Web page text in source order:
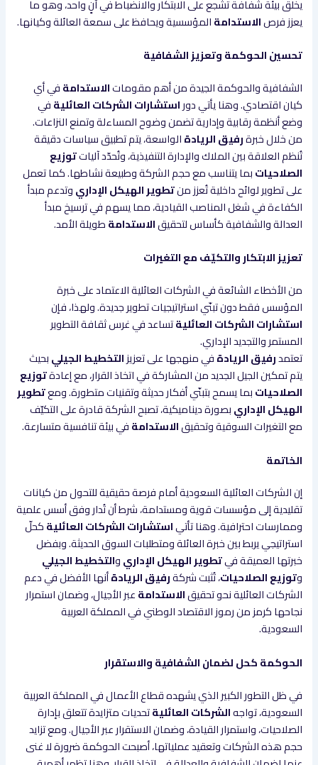
يخلق بيئة شفافة تشجع على الابتكار والانضباط في آنٍ واحد، وهو ما
يعزز فرصالاستدامةالمؤسسية ويحافظ على سمعة العائلة وكيانها.
تحسين الحوكمة وتعزيز الشفافية
الشفافية والحوكمة الجيدة من أهم مقوماتالاستدامةفي أي
كيان اقتصادي. وهنا يأتي دوراستشارات الشركات العائليةفي
وضع أنظمة رقابية وإدارية تضمن وضوح المساءلة وتمنع النزاعات.
من خلال خبرةرفيق الريادةالواسعة، يتم تطبيق سياسات دقيقة
تُنظم العلاقة بين الملاك والإدارة التنفيذية، وتُحدّد آلياتتوزيع
الصلاحياتبما يتناسب مع حجم الشركة وطبيعة نشاطها. كما تعمل
على تطوير لوائح داخلية تُعزز منتطوير الهيكل الإداريوتدعم مبدأ
الكفاءة في شغل المناصب القيادية، مما يسهم في ترسيخ مبدأ
العدالة والشفافية كأساس لتحقيقالاستدامةطويلة الأمد.
تعزيز الابتكار والتكيّف مع التغيرات
من الأخطاء الشائعة في الشركات العائلية الاعتماد على خبرة
المؤسس فقط دون تبنّي استراتيجيات تطوير جديدة. ولهذا، فإن
استشارات الشركات العائليةتساعد في غرس ثقافة التطوير
المستمر والتجديد الإداري.
تعتمدرفيق الريادةفي منهجها على تعزيزالتخطيط الجيليبحيث
يتم تمكين الجيل الجديد من المشاركة في اتخاذ القرار، مع إعادةتوزيع
الصلاحياتبما يسمح بتبنّي أفكار حديثة وتقنيات متطورة. ومعتطوير
الهيكل الإداريبصورة ديناميكية، تصبح الشركة قادرة على التكيّف
مع التغيرات السوقية وتحقيقالاستدامةفي بيئة تنافسية متسارعة.
الخاتمة
إن الشركات العائلية السعودية أمام فرصة حقيقية للتحول من كيانات
تقليدية إلى مؤسسات قوية ومستدامة، شرط أن تُدار وفق أسس علمية
وممارسات احترافية. وهنا تأتياستشارات الشركات العائليةكحلّ
استراتيجي يربط بين خبرة العائلة ومتطلبات السوق الحديثة. وبفضل
خبرتها العميقة فيتطوير الهيكل الإداريوالتخطيط الجيلي
وتوزيع الصلاحيات، تُثبت شركةرفيق الريادةأنها الأفضل في دعم
الشركات العائلية نحو تحقيقالاستدامةعبر الأجيال، وضمان استمرار
نجاحها كرمز من رموز الاقتصاد الوطني في المملكة العربية
السعودية.
الحوكمة كحل لضمان الشفافية والاستقرار
في ظل التطور الكبير الذي يشهده قطاع الأعمال في المملكة العربية
السعودية، تواجهالشركات العائليةتحديات متزايدة تتعلق بإدارة
الصلاحيات، واستمرار القيادة، وضمان الاستقرار عبر الأجيال. ومع تزايد
حجم هذه الشركات وتعقيد عملياتها، أصبحت الحوكمة ضرورة لا غنى